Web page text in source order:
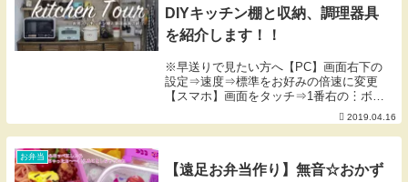
DIYキッチン棚と収納、調理器具
を紹介します！！
※早送りで見たい方へ【PC】画面右下の
設定⇒速度⇒標準をお好みの倍速に変更
【スマホ】画面をタッチ⇒1番右の︙ボタ
ンをタッチ⇒再生速度こんにちは、にぎり
っ娘。です！お待たせしました。以前から
リクエスト頂いていた、キッチンツアーで
2019.04.16
お弁当
【遠足お弁当作り】無音☆おかず